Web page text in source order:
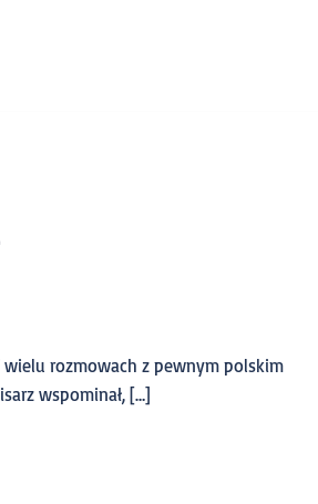
wielu rozmowach z pewnym polskim
wspominał, […]